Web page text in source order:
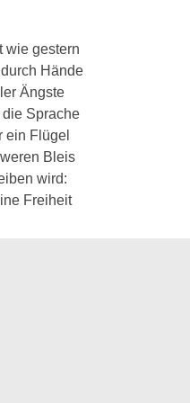
wie gestern
Hände
Ängste
Sprache
ein Flügel
Bleis
wird:
Freiheit